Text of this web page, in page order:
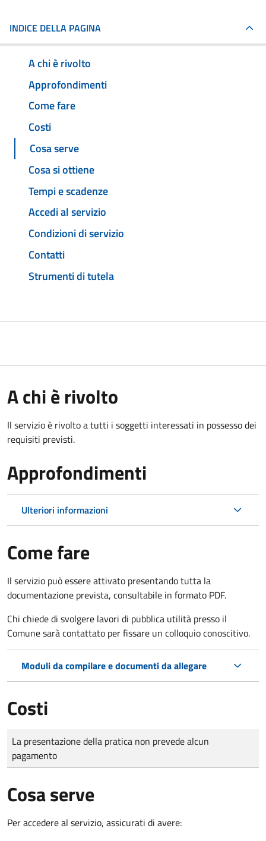
INDICE DELLA PAGINA
A chi è rivolto
Approfondimenti
Come fare
Costi
Cosa serve
Cosa si ottiene
Tempi e scadenze
Accedi al servizio
Condizioni di servizio
Contatti
Strumenti di tutela
A chi è rivolto
Il servizio è rivolto a tutti i soggetti interessati in possesso dei
requisiti previsti.
Approfondimenti
Ulteriori informazioni
Come fare
Il servizio può essere attivato presentando tutta la
documentazione prevista, consultabile in formato PDF.
Chi chiede di svolgere lavori di pubblica utilità presso il
Comune sarà contattato per fissare un colloquio conoscitivo.
Moduli da compilare e documenti da allegare
Costi
Tipo di pagamento
Importo
La presentazione della pratica non prevede alcun
pagamento
Cosa serve
Per accedere al servizio, assicurati di avere: